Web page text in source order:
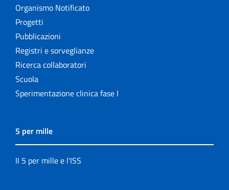
Organismo Notificato
Progetti
Pubblicazioni
Registri e sorveglianze
Ricerca collaboratori
Scuola
Sperimentazione clinica fase I
5 per mille
Il 5 per mille e l'ISS